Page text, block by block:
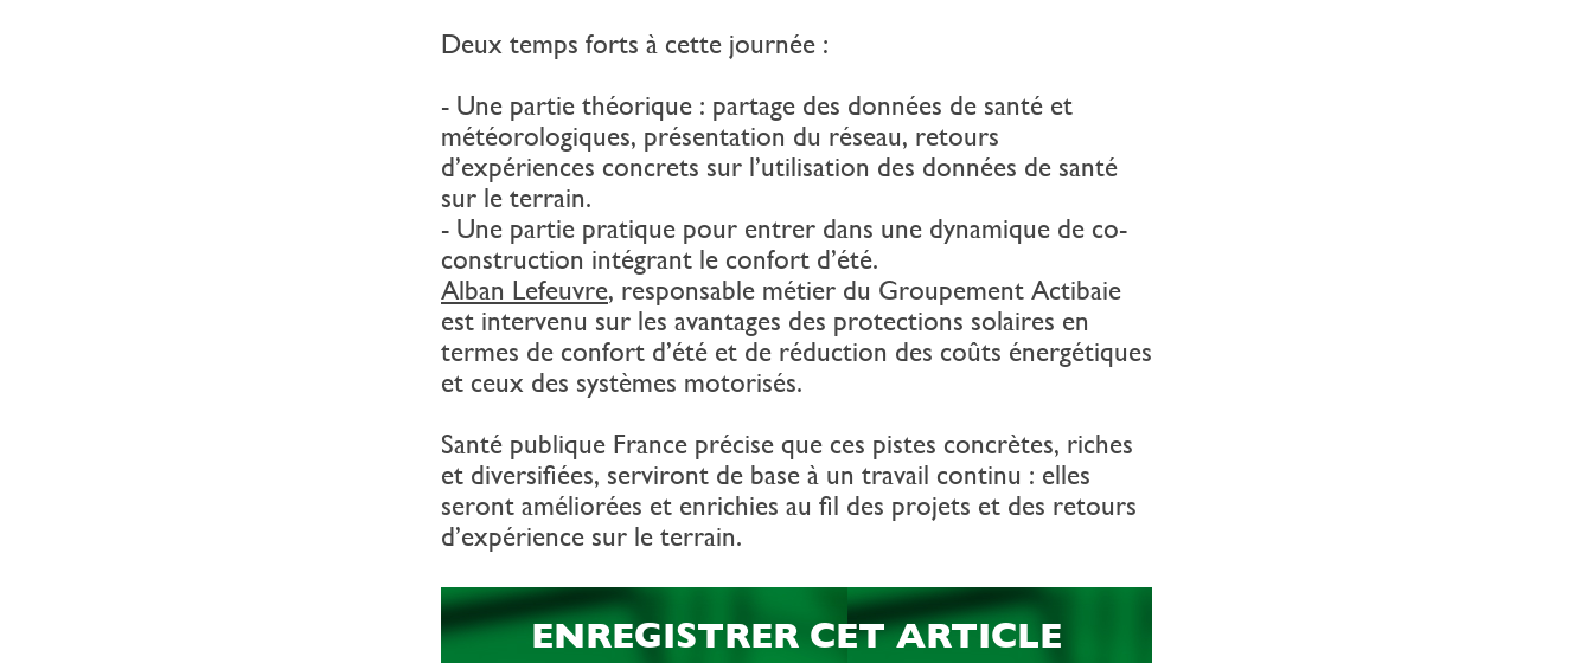
Deux temps forts à cette journée :
- Une partie théorique : partage des données de santé et
météorologiques, présentation du réseau, retours
d’expériences concrets sur l’utilisation des données de santé
sur le terrain.
- Une partie pratique pour entrer dans une dynamique de co-
construction intégrant le confort d’été.
Alban Lefeuvre, responsable métier du Groupement Actibaie
est intervenu sur les avantages des protections solaires en
termes de confort d’été et de réduction des coûts énergétiques
et ceux des systèmes motorisés.
Santé publique France précise que ces pistes concrètes, riches
et diversifiées, serviront de base à un travail continu : elles
seront améliorées et enrichies au fil des projets et des retours
d’expérience sur le terrain.
ENREGISTRER CET ARTICLE